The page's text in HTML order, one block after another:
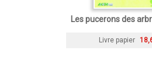
Les pucerons des
Livre papier